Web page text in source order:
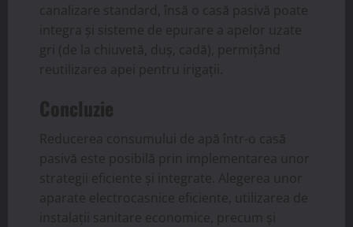
canalizare standard, însă o casă pasivă poate
integra și sisteme de epurare a apelor uzate
gri (de la chiuvetă, duș, cadă), permițând
reutilizarea apei pentru irigații.
Concluzie
Reducerea consumului de apă într-o casă
pasivă este posibilă prin implementarea unor
strategii eficiente și integrate. Alegerea unor
aparate electrocasnice eficiente, utilizarea de
instalații sanitare economice, precum și